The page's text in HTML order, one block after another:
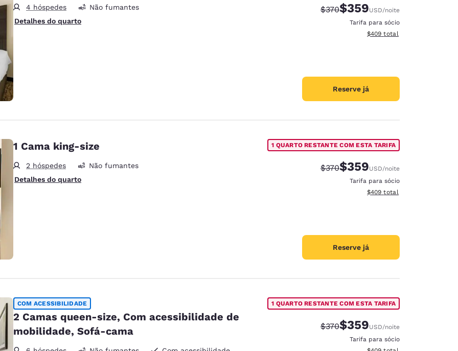
4 hóspedes
Não fumantes
Detalhes do quarto
Tarifa anterior “tachada”:
$370Tarifa com desconto:
$359USD/noite
Tarifa para sócio
Exibir detalhes do total
$409 total
Reserve já
1 Cama king-size
2 hóspedes
Não fumantes
Detalhes do quarto
1 QUARTO RESTANTE COM ESTA TARIFA
Tarifa anterior “tachada”:
$370Tarifa com desconto:
$359USD/noite
Tarifa para sócio
Exibir detalhes do total
$409 total
Reserve já
COM ACESSIBILIDADE
2 Camas queen-size, Com acessibilidade de
mobilidade, Sofá-cama
1 QUARTO RESTANTE COM ESTA TARIFA
Tarifa anterior “tachada”:
$370Tarifa com desconto:
$359USD/noite
Tarifa para sócio